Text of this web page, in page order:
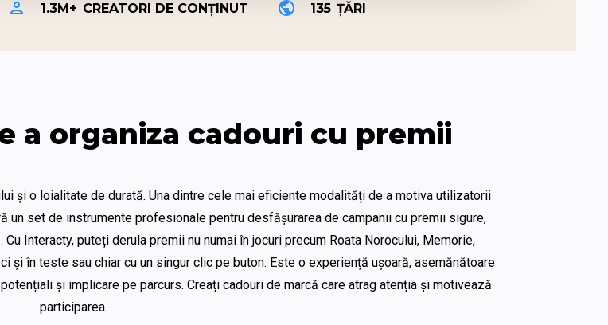
1.3M+ CREATORI DE CONȚINUT 135 ȚĂRI
a organiza cadouri cu premii
și o loialitate de durată. Una dintre cele mai eficiente modalități de a motiva utilizatorii
set de instrumente profesionale pentru desfășurarea de campanii cu premii sigure,
Interacty, puteți derula premii nu numai în jocuri precum Roata Norocului, Memorie,
și în teste sau chiar cu un singur clic pe buton. Este o experiență ușoară, asemănătoare
și implicare pe parcurs. Creați cadouri de marcă care atrag atenția și motivează
participarea.